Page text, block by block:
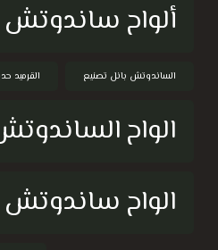
ألواح ساندوتش
الساندوتش بانل تصنيع القرميد
الواح
الواح ساندوتش